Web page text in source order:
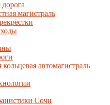
магистраль
автомагистраль
Сочи